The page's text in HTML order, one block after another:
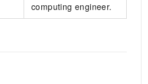
computing engineer.